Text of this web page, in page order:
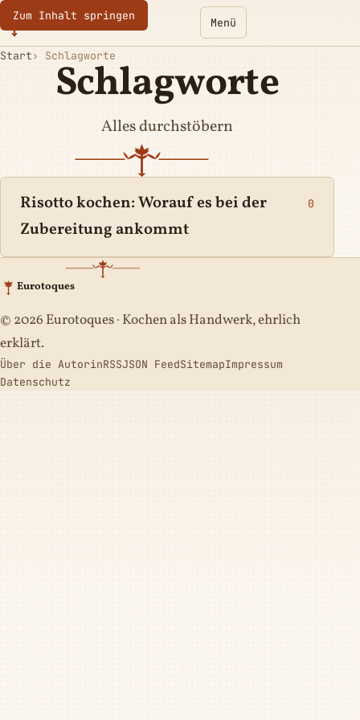
Zum Inhalt springen
Eurotoques Menü
Start Schlagworte
Schlagworte
Alles durchstöbern
Risotto kochen: Worauf es bei der
Zubereitung ankommt
0
Eurotoques
© 2026 Eurotoques · Kochen als Handwerk, ehrlich
erklärt.
Über die AutorinRSSJSON FeedSitemapImpressum
Datenschutz